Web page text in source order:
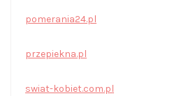
pomerania24.pl
przepiekna.pl
swiat-kobiet.com.pl